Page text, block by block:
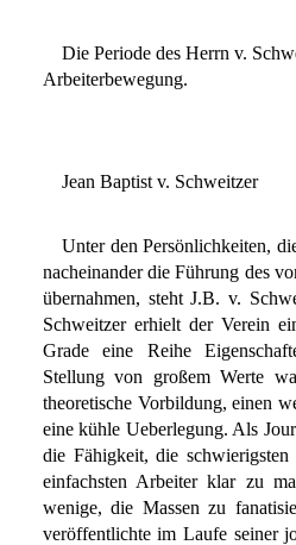
Die Periode des Herrn v.
Arbeiterbewegung.
Jean Baptist v. Schweitzer
Unter den Persönlichkeiten,
nacheinander die Führung des
übernahmen, steht J.B. v.
Schweitzer erhielt der Verein
Grade eine Reihe
Stellung von großem Werte
theoretische Vorbildung, einen
eine kühle Ueberlegung. Als
die Fähigkeit, die
einfachsten Arbeiter klar zu
wenige, die Massen zu
veröffentlichte im Laufe seiner